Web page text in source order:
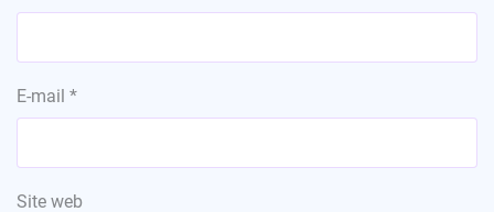
E-mail *
Site web